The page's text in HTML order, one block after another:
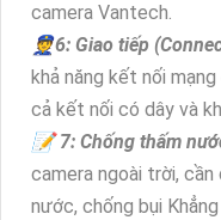
camera Vantech.
👮6: Giao tiếp
khả năng kết nối
cả kết nối có dây và
📝 7: Chống thấm
camera ngoài trời, cần
nước, chống bụi